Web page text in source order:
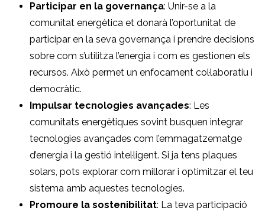
Participar en la governança: Unir-se a la
comunitat energètica et donarà l’oportunitat de
participar en la seva governança i prendre decisions
sobre com s’utilitza l’energia i com es gestionen els
recursos. Això permet un enfocament col·laboratiu i
democràtic.
Impulsar tecnologies avançades: Les
comunitats energètiques sovint busquen integrar
tecnologies avançades com l’emmagatzematge
d’energia i la gestió intel·ligent. Si ja tens plaques
solars, pots explorar com millorar i optimitzar el teu
sistema amb aquestes tecnologies.
Promoure la sostenibilitat: La teva participació